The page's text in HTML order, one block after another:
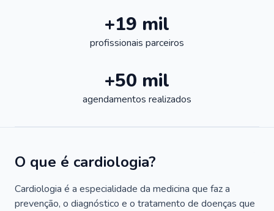
+19 mil
profissionais parceiros
+50 mil
agendamentos realizados
O que é cardiologia?
Cardiologia é a especialidade da medicina que faz a
prevenção, o diagnóstico e o tratamento de doenças que